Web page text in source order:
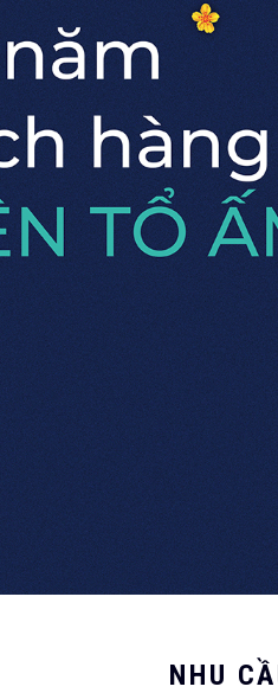
phòng
Nhà hàng - Bar
sạn
Shop -
Showroom - Gara
Đang Thi Công
TRỌN GÓI CẢI TẠO - HOÀN THIỆN
NHU